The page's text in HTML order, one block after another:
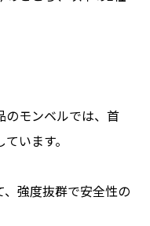
のモンベルでは、首
います。
強度抜群で安全性の